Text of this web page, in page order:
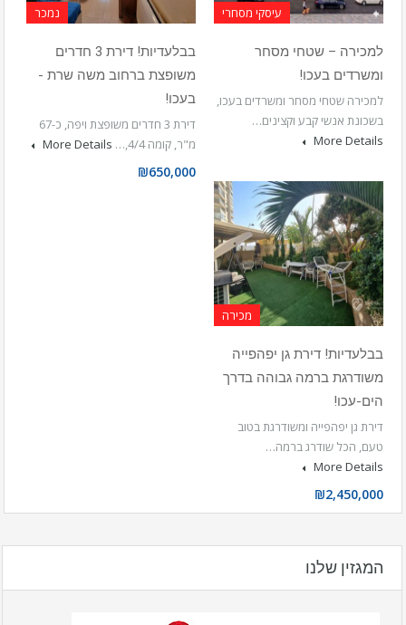
עיסקי מסחרי
למכירה – שטחי מסחר
ומשרדים בעכו!
למכירה שטחי מסחר ומשרדים בעכו,
בשכונת אנשי קבע וקצינים…
More Details
נמכר
בבלעדיות! דירת 3 חדרים
משופצת ברחוב משה שרת -
בעכו!
דירת 3 חדרים משופצת ויפה, כ-67
מ"ר, קומה 4/4,…
More Details
₪650,000
מכירה
בבלעדיות! דירת גן יפהפייה
משודרגת ברמה גבוהה בדרך
הים-עכו!
דירת גן יפהפייה ומשודרגת בטוב
טעם, הכל שודרג ברמה…
More Details
₪2,450,000
המגזין שלנו